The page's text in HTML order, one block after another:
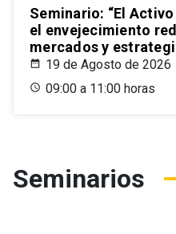
Seminario: “El
el envejecimiento
mercados y
19 de Agosto de 2026
09:00 a 11:00 horas
Seminarios